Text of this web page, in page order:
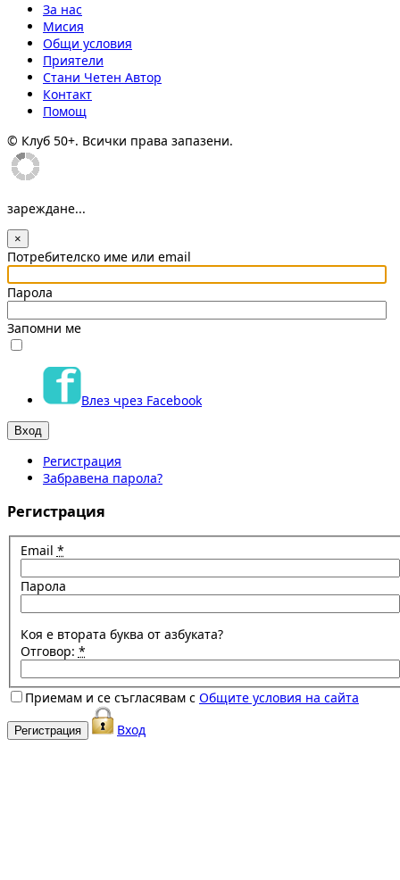
За нас
Мисия
Общи условия
Приятели
Стани Четен Автор
Контакт
Помощ
© Клуб 50+. Всички права запазени.
зареждане...
×
Потребителско име или email
Парола
Запомни ме
Влез чрез Facebook
Регистрация
Забравена парола?
Регистрация
Email *
Парола
Коя е втората буква от азбуката?
Отговор: *
Приемам и се съгласявам с Общите условия на сайта
Вход